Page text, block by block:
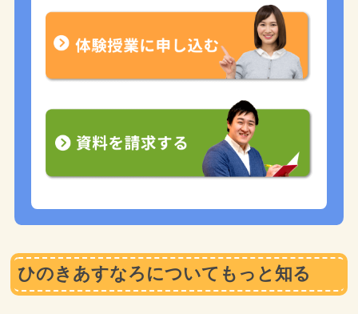
ひのきあすなろについてもっと知る